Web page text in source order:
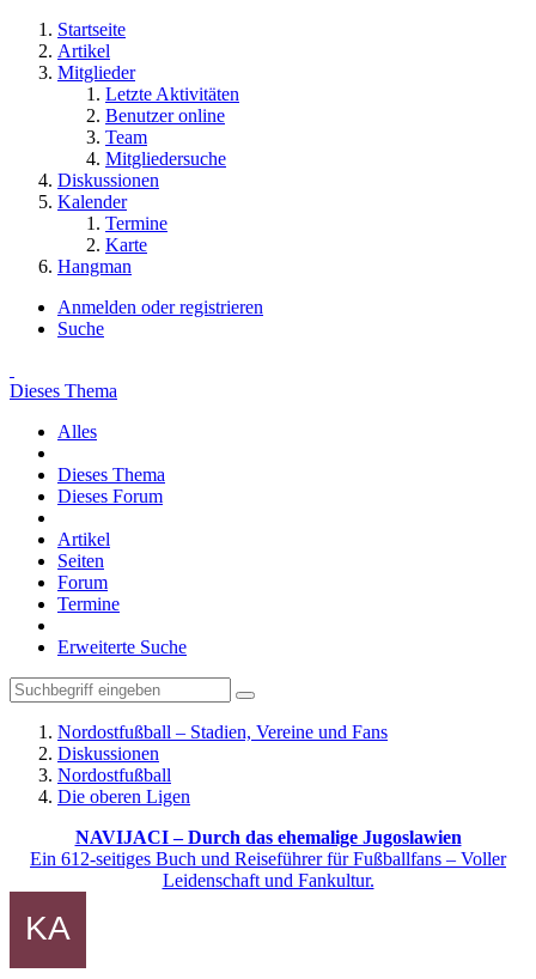
Startseite
Artikel
Mitglieder
Letzte Aktivitäten
Benutzer online
Team
Mitgliedersuche
Diskussionen
Kalender
Termine
Karte
Hangman
Anmelden oder registrieren
Suche
Dieses Thema
Alles
Dieses Thema
Dieses Forum
Artikel
Seiten
Forum
Termine
Erweiterte Suche
Nordostfußball – Stadien, Vereine und Fans
Diskussionen
Nordostfußball
Die oberen Ligen
NAVIJACI – Durch das ehemalige Jugoslawien
Ein 612-seitiges Buch und Reiseführer für Fußballfans – Voller
Leidenschaft und Fankultur.